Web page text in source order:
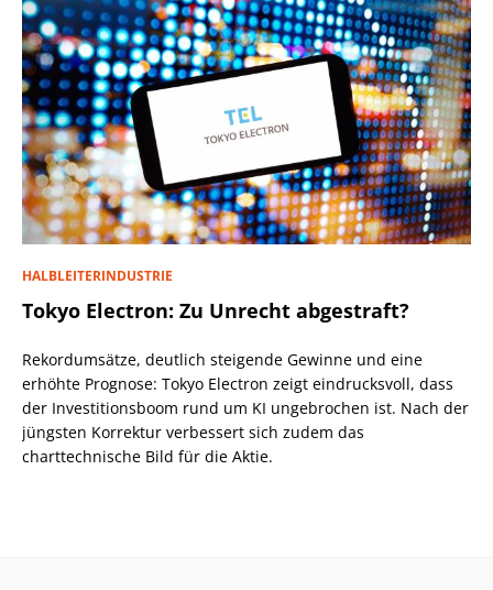
HALBLEITERINDUSTRIE
Tokyo Electron: Zu Unrecht abgestraft?
Rekordumsätze, deutlich steigende Gewinne und eine
erhöhte Prognose: Tokyo Electron zeigt eindrucksvoll, dass
der Investitionsboom rund um KI ungebrochen ist. Nach der
jüngsten Korrektur verbessert sich zudem das
charttechnische Bild für die Aktie.